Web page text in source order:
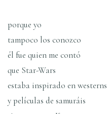
porque yo
tampoco los conozco
él fue quien me contó
que Star-Wars
estaba inspirado en westerns
y pelí­culas de samuráis